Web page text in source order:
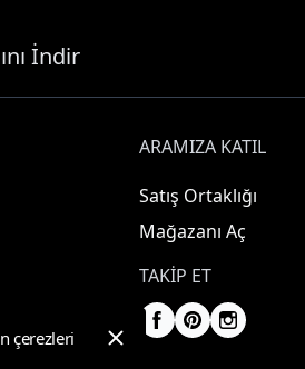
İndir
ARAMIZA KATIL
Satış Ortaklığı
Mağazanı Aç
TAKIP ET
çerezleri